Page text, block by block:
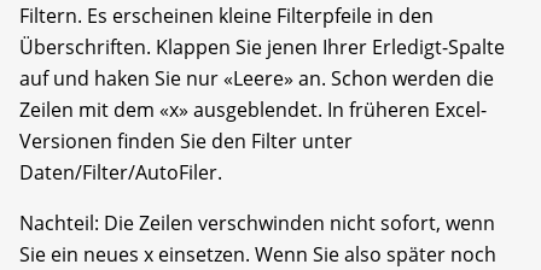
Filtern. Es erscheinen kleine Filterpfeile in den
Überschriften. Klappen Sie jenen Ihrer Erledigt-Spalte
auf und haken Sie nur «Leere» an. Schon werden die
Zeilen mit dem «x» ausgeblendet. In früheren Excel-
Versionen finden Sie den Filter unter
Daten/Filter/AutoFiler.
Nachteil: Die Zeilen verschwinden nicht sofort, wenn
Sie ein neues x einsetzen. Wenn Sie also später noch